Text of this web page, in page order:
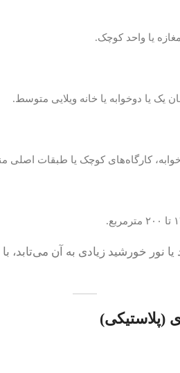
نور خورشید زیادی به آن